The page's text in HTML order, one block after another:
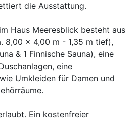
die Ausstattung.
Haus Meeresblick besteht aus
8,00 x 4,00 m - 1,35 m tief),
& 1 Finnische Sauna), eine
eine
Umkleiden für Damen und
Ein kostenfreier